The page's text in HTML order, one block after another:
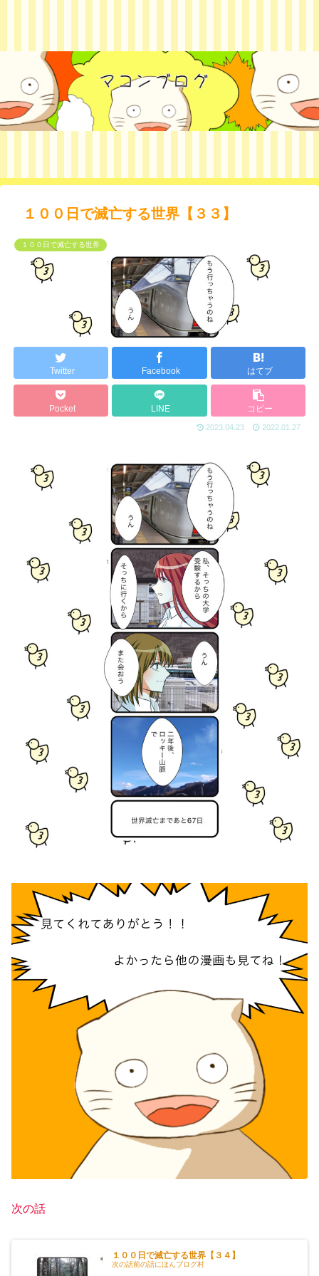
１００日で滅亡する世界【３３】
１００日で滅亡する世界
Twitter Facebook はてブ
Pocket LINE コピー
2023.04.23 2022.01.27
次の話
１００日で滅亡する世界【３４】
次の話前の話にほんブログ村